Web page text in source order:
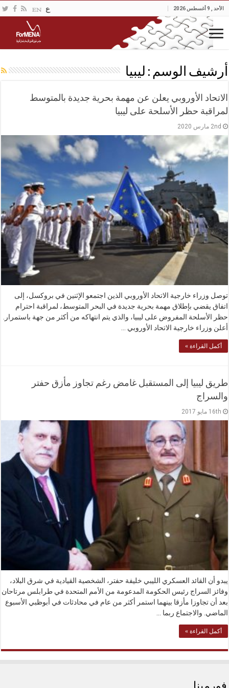
الأحد , 9 أغسطس 2026
أرشيف الوسم : ليبيا
الاتحاد الأوروبي يعلن عن مهمة بحرية جديدة بالمتوسط
لمراقبة حظر الأسلحة على ليبيا
2nd مارس 2020
توصل وزراء خارجية الاتحاد الأوروبي الذين اجتمعو الإثنين في بروكسل، إلى
اتفاق يقضي بإطلاق مهمة بحرية جديدة في البحر المتوسط، لمراقبة احترام
حظر الأسلحة المفروض على ليبيا، والذي يتم انتهاكه من أكثر من جهة باستمرار.
أعلن وزراء خارجية الاتحاد الأوروبي …
أكمل القراءة »
طريق ليبيا إلى المستقبل غامض رغم تجاوز مأزق حفتر
والسراج
16th مايو 2017
يبدو أن القائد العسكري الليبي خليفة حفتر، الشخصية القيادية في شرق البلاد،
وفائز السراج رئيس الحكومة المدعومة من الأمم المتحدة في طرابلس مرتاحان
بعد أن تجاوزا مأزقا بينهما استمر أكثر من عام في محادثات في أبوظبي الأسبوع
الماضي. والاجتماع ربما …
أكمل القراءة »